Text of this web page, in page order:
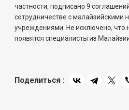
частности, подписано 9
сотрудничестве с малайзийскими
учреждениями. Не исключено, что
появятся специалисты из
Поделиться :